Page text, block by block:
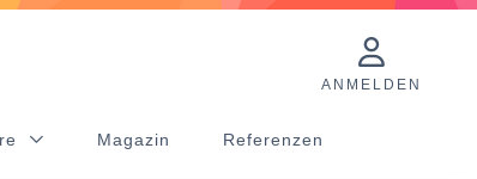
ANMELDEN
Magazin Referenzen